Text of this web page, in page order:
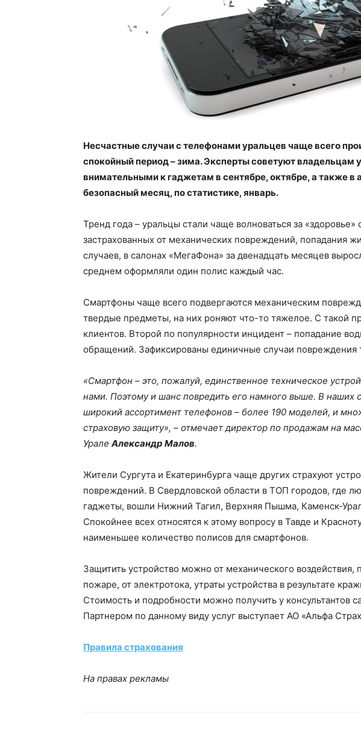
Несчастные случаи с телефонами уральцев чаще всего
спокойный период – зима. Эксперты советуют владельцам
внимательными к гаджетам в сентябре, октябре, а также в
безопасный месяц, по статистике, январь.
Тренд года – уральцы стали чаще волноваться за
застрахованных от механических повреждений, попадания
случаев, в салонах «МегаФона» за двенадцать месяцев
среднем оформляли один полис каждый час.
Смартфоны чаще всего подвергаются механическим
твердые предметы, на них роняют что-то тяжелое. С такой
клиентов. Второй по популярности инцидент – попадание
обращений. Зафиксированы единичные случаи повреждения
«Смартфон – это, пожалуй, единственное техническое
нами. Поэтому и шанс повредить его намного выше. В наших
широкий ассортимент телефонов – более 190 моделей, и
страховую защиту», – отмечает директор по продажам на
Урале Александр Малов.
Жители Сургута и Екатеринбурга чаще других страхуют
повреждений. В Свердловской области в ТОП городов, где
гаджеты, вошли Нижний Тагил, Верхняя Пышма, Каменск-
Спокойнее всех относятся к этому вопросу в Тавде и
наименьшее количество полисов для смартфонов.
Защитить устройство можно от механического
пожаре, от электротока, утраты устройства в результате
Стоимость и подробности можно получить у консультантов
Партнером по данному виду услуг выступает АО «Альфа
Правила страхования
На правах рекламы